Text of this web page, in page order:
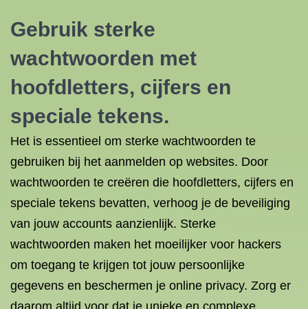
Gebruik sterke
wachtwoorden met
hoofdletters, cijfers en
speciale tekens.
Het is essentieel om sterke wachtwoorden te
gebruiken bij het aanmelden op websites. Door
wachtwoorden te creëren die hoofdletters, cijfers en
speciale tekens bevatten, verhoog je de beveiliging
van jouw accounts aanzienlijk. Sterke
wachtwoorden maken het moeilijker voor hackers
om toegang te krijgen tot jouw persoonlijke
gegevens en beschermen je online privacy. Zorg er
daarom altijd voor dat je unieke en complexe